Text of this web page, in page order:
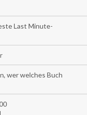
Last Minute-
wer welches Buch